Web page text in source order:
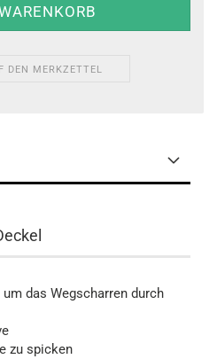
DEN MERKZETTEL
das Wegscharren durch
zu spicken